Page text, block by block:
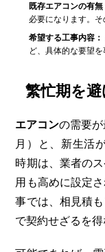
既存エアコンの有無
必要になります。そ
希望する工事内容：
ど、具体的な要望を
繁忙期を
エアコンの需要
月）と、新生活
時期は、業者の
用も高めに設定
事では、相見積
で契約せざるを得